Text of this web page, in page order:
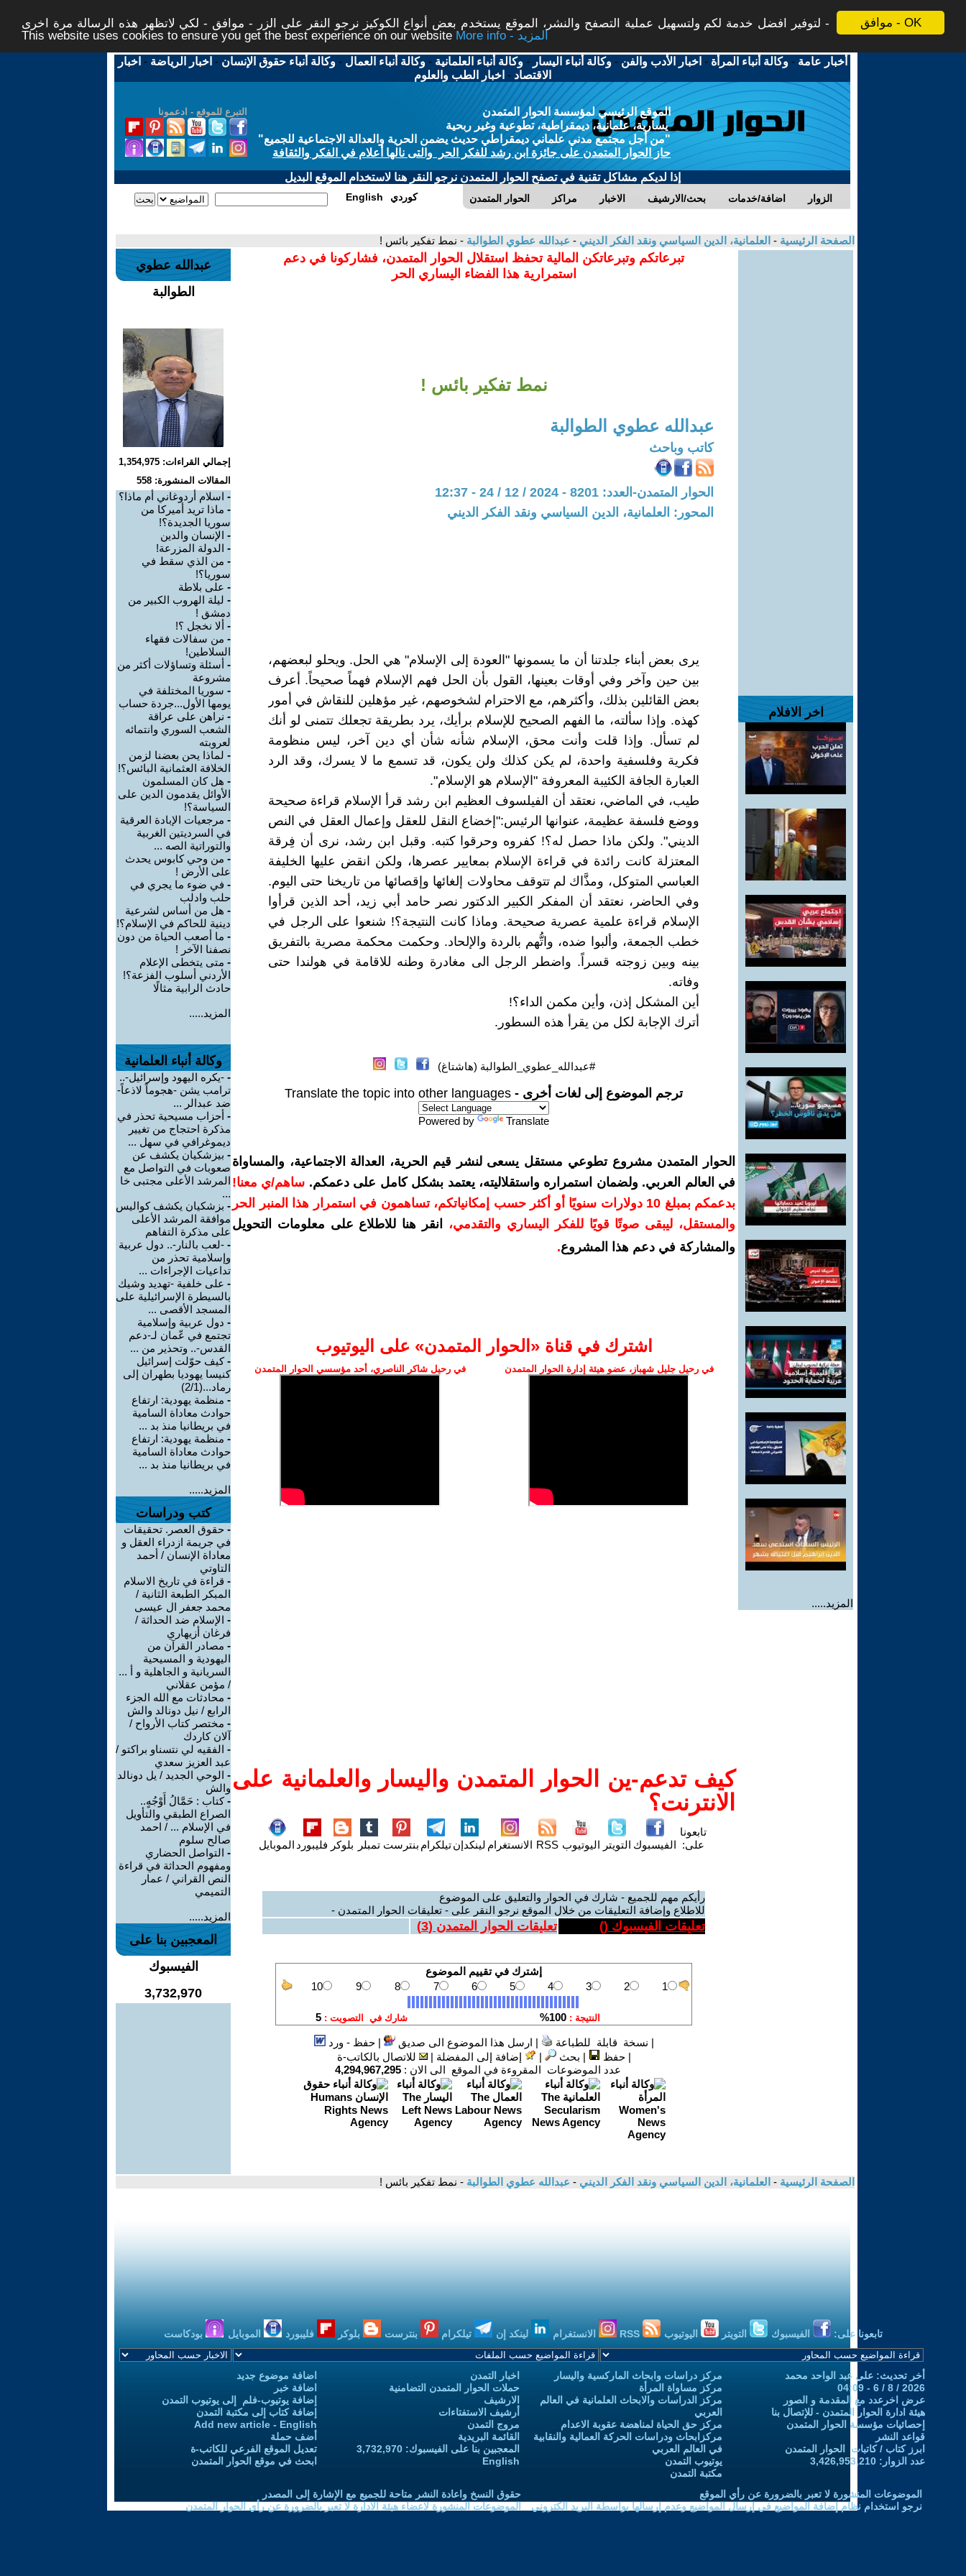
موافق - OK
لتوفير افضل خدمة لكم ولتسهيل عملية التصفح والنشر، الموقع يستخدم بعض أنواع الكوكيز نرجو النقر على الزر - موافق - لكي لاتظهر هذه الرسالة مرة اخرى -
This website uses cookies to ensure you get the best experience on our website
More info - المزيد
أخبار عامة -وكالة أنباء المرأة - اخبار الأدب والفن -وكالة أنباء اليسار -وكالة أنباء العلمانية -وكالة أنباء العمال -وكالة أنباء حقوق الإنسان - اخبار الرياضة - اخبار
الاقتصاد - اخبار الطب والعلوم
التبرع للموقع - ادعمونا
الموقع الرئيسي لمؤسسة الحوار المتمدن
يسارية، علمانية، ديمقراطية، تطوعية وغير ربحية
"من أجل مجتمع مدني علماني ديمقراطي حديث يضمن الحرية والعدالة الاجتماعية للجميع"
حاز الحوار المتمدن على جائزة ابن رشد للفكر الحر والتى نالها أعلام في الفكر والثقافة
إذا لديكم مشاكل تقنية في تصفح الحوار المتمدن نرجو النقر هنا لاستخدام الموقع البديل
الحوار المتمدن مراكز الاخبار بحث/الارشيف اضافة/خدمات الزوار English كوردي
الصفحة الرئيسية - العلمانية، الدين السياسي ونقد الفكر الديني - عبدالله عطوي الطوالبة - نمط تفكير بائس !
اخر الافلام
المزيد.....
تبرعاتكم وتبرعاتكن المالية تحفظ استقلال الحوار المتمدن، فشاركونا في دعم
استمرارية هذا الفضاء اليساري الحر
نمط تفكير بائس !
عبدالله عطوي الطوالبة
كاتب وباحث
الحوار المتمدن-العدد: 8201 - 2024 / 12 / 24 - 12:37
المحور: العلمانية، الدين السياسي ونقد الفكر الديني
يرى بعض أبناء جلدتنا أن ما يسمونها "العودة إلى الإسلام" هي الحل. ويحلو لبعضهم،
بين حين وآخر وفي أوقات بعينها، القول بأن الحل فهم الإسلام فهماً صحيحاً. أعرف
بعض القائلين بذلك، وأكثرهم، مع الاحترام لشخوصهم، غير مؤهلين للنقاش في أمور
كهذه. وإذا سألته، ما الفهم الصحيح للإسلام برأيك، يرد بطريقة تجعلك تتمنى لو أنك
لم تسأل. وإذا قلت وأنت محق، الإسلام شأنه شأن أي دين آخر، ليس منظومة
فكرية وفلسفية واحدة، لم يكن كذلك ولن يكون، قد تسمع ما لا يسرك، وقد الرد
العبارة الجافة الكئيبة المعروفة "الإسلام هو الإسلام".
طيب، في الماضي، نعتقد أن الفيلسوف العظيم ابن رشد قرأ الإسلام قراءة صحيحة
ووضع فلسفة عظيمة، عنوانها الرئيس:"إخضاع النقل للعقل وإعمال العقل في النص
الديني". ولكن ماذا حصل له؟! كفروه وحرقوا كتبه. وقبل ابن رشد، نرى أن فِرقة
المعتزلة كانت رائدة في قراءة الإسلام بمعايير عصرها، ولكن انقض عليها الخليفة
العباسي المتوكل، ومذَّاك لم تتوقف محاولات إلغائها وإقصائها من تاريخنا حتى اليوم.
وفي الحاضر، نعتقد أن المفكر الكبير الدكتور نصر حامد أبي زيد، أحد الذين قرأوا
الإسلام قراءة علمية عصرية صحيحة. وماذا كانت النتيجة؟! شنعوا على الرجل في
خطب الجمعة، وألبوا ضده، واتُّهم بالردة والإلحاد. وحكمت محكمة مصرية بالتفريق
بينه وبين زوجته قسراً. واضطر الرجل الى مغادرة وطنه للاقامة في هولندا حتى
وفاته.
أين المشكل إذن، وأين مكمن الداء؟!
أترك الإجابة لكل من يقرأ هذه السطور.
#عبدالله_عطوي_الطوالبة (هاشتاغ)
ترجم الموضوع إلى لغات أخرى - Translate the topic into other languages
Powered by Translate
الحوار المتمدن مشروع تطوعي مستقل يسعى لنشر قيم الحرية، العدالة الاجتماعية، والمساواة
في العالم العربي. ولضمان استمراره واستقلاليته، يعتمد بشكل كامل على دعمكم. ساهم/ي معنا!
بدعمكم بمبلغ 10 دولارات سنويًا أو أكثر حسب إمكانياتكم، تساهمون في استمرار هذا المنبر الحر
والمستقل، ليبقى صوتًا قويًا للفكر اليساري والتقدمي،
انقر هنا للاطلاع على معلومات التحويل
والمشاركة في دعم هذا المشروع.
اشترك في قناة ‫«الحوار المتمدن» على اليوتيوب
في رحيل جليل شهباز، عضو هيئة إدارة الحوار المتمدن في رحيل شاكر الناصري، أحد مؤسسي الحوار المتمدن
كيف تدعم-ين الحوار المتمدن واليسار والعلمانية على
الانترنت؟
تابعونا
على: الفيسبوك التويتر اليوتيوب RSS الانستغرام لينكدإنتيلكرام بنترست تمبلر بلوكر فليبورد الموبايل
رأيكم مهم للجميع - شارك في الحوار والتعليق على الموضوع
للاطلاع وإضافة التعليقات من خلال الموقع نرجو النقر على - تعليقات الحوار المتمدن -
تعليقات الفيسبوك () تعليقات الحوار المتمدن (3
)
| نسخة قابلة للطباعة | ارسل هذا الموضوع الى صديق |حفظ - ورد
|حفظ | بحث | إضافة إلى المفضلة |
للاتصال بالكاتب-ة
عدد الموضوعات المقروءة في الموقع الى الان : 4,294,967,295
عبدالله عطوي
الطوالبة
إجمالي القراءات: 1,354,975
المقالات المنشورة: 558
- اسلام أردوغاني أم ماذا؟
- ماذا تريد أميركا من
سوريا الجديدة؟!
- الإنسان والدين
- الدولة المزرعة!
- من الذي سقط في
سوريا؟!
- على بلاطة
- ليلة الهروب الكبير من
دمشق !
- ألا نخجل ؟!
- من سفالات فقهاء
السلاطين!
- أسئلة وتساؤلات أكثر من
مشروعة
- سوريا المختلفة في
يومها الأول...جردة حساب
- نراهن على عراقة
الشعب السوري وانتمائه
لعروبته
- لماذا يحن بعضنا لزمن
الخلافة العثمانية البائس؟!
- هل كان المسلمون
الأوائل يقدمون الدين على
السياسة؟!
- مرجعيات الإبادة العرقية
في السرديتين الغربية
والتوراتية الصه ...
- من وحي كابوس يحدث
على الأرض !
- في ضوء ما يجري في
حلب وادلب
- هل من أساس لشرعية
دينية للحاكم في الإسلام؟!
- ما أصعب الحياة من دون
نصفنا الآخر !
- متى يتخطى الإعلام
الأردني أسلوب الفزعة؟!
حادث الرابية مثالًا
المزيد.....
وكالة أنباء العلمانية
- -يكره اليهود وإسرائيل-..
ترامب يشن -هجوماً لاذعاً-
ضد عبدالر ...
- أحزاب مسيحية تحذر في
مذكرة احتجاج من تغيير
ديموغرافي في سهل ...
- بيزشكيان يكشف عن
صعوبات في التواصل مع
المرشد الأعلى مجتبى خا
...
- بزشكيان يكشف كواليس
موافقة المرشد الأعلى
على مذكرة التفاهم
- -لعب بالنار-.. دول عربية
وإسلامية تحذر من
تداعيات الإجراءات ...
- على خلفية -تهديد وشيك
بالسيطرة الإسرائيلية على
المسجد الأقصى ...
- دول عربية وإسلامية
تجتمع في عّمان لـ-دعم
القدس-.. وتحذير من ...
-كيف حوّلت إسرائيل
كنيسا يهوديا بطهران إلى
رماد...(2/1)
- منظمة يهودية: ارتفاع
حوادث معاداة السامية
في بريطانيا منذ بد ...
- منظمة يهودية: ارتفاع
حوادث معاداة السامية
في بريطانيا منذ بد ...
المزيد.....
كتب ودراسات
- حقوق العصر. تحقيقات
في جريمة ازدراء العقل و
معاداة الإنسان / أحمد
التاوتي
- قراءة في تاريخ الاسلام
المبكر الطبعة الثانية /
محمد جعفر ال عيسى
- الإسلام ضد الحداثة /
فرغان أزيهاري
- مصادر القرآن من
اليهودية و المسيحية
السريانية و الجاهلية و أ ...
/ مؤمن عقلاني
- محادثات مع الله الجزء
الرابع / نيل دونالد والش
- مختصر كتاب الأرواح /
آلان كاردك
- الفقيه لي نتسناو براكتو /
عبد العزيز سعدي
- الوحي الجديد / يل دونالد
والش
-كتاب : حَمَّالُ أَوْجُهٍ..
الصراع الطبقي والتأويل
في الإسلام ... / احمد
صالح سلوم
- التواصل الحضاري
ومفهوم الحداثة في قراءة
النص القراني / عمار
التميمي
المزيد.....
المعجبين بنا على
الفيسبوك
3,732,970
الصفحة الرئيسية - العلمانية، الدين السياسي ونقد الفكر الديني - عبدالله عطوي الطوالبة - نمط تفكير بائس !
تابعونا على: الفيسبوك التويتر اليوتيوب الانستغرام لينكد إن تيلكرام بنترست بلوكر فليبورد الموبايل بودكاست
أخر تحديث: علي عبد الواحد محمد
2026 / 8 / 6 - 04:09
عرض اخرعدد مع المقدمة و الصور
هيئة ادارة الحوار المتمدن - للإتصال بنا
إحصائيات مؤسسة الحوار المتمدن
قواعد النشر
ابرز كتاب / كاتبات الحوار المتمدن
عدد الزوار: 3,426,953,210
مركز دراسات وابحاث الماركسية واليسار
مركز مساواة المرأة
مركز الدراسات والابحاث العلمانية في العالم
العربي
مركز حق الحياة لمناهضة عقوبة الاعدام
مركزابحاث ودراسات الحركة العمالية والنقابية
في العالم العربي
يوتيوب التمدن
مكتبة التمدن
اخبار التمدن
حملات الحوار المتمدن التضامنية
الارشيف
أرشيف الاستفتاءات
مروج التمدن
القائمة البريدية
المعجبين بنا على الفيسبوك: 3,732,970
English
اضافة موضوع جديد
اضافة خبر
إضافة يوتيوب-فلم إلى يوتيوب التمدن
إضافة كتاب إلى مكتبة التمدن
Add new article - English
أضف حملة
تعديل الموقع الفرعي للكاتب-ة
ابحث في موقع الحوار المتمدن
الموضوعات المنشورة لا تعبر بالضرورة عن رأي الموقع
نرجو استخدام نظام إضافة المواضيع في إرسال المواضيع وعدم إرسالها بواسطة البريد الكتروني
حقوق النسخ واعادة النشر متاحة للجميع مع الإشارة إلى المصدر
الموضوعات المنشورة لاعضاء هيئة الادارة لا تعبر بالضرورة عن رأي الحوار المتمدن